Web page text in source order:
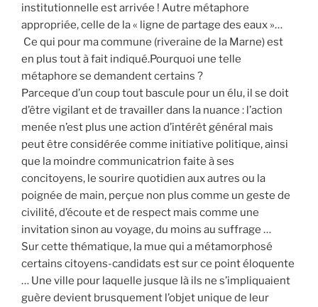
institutionnelle est arrivée ! Autre métaphore
appropriée, celle de la « ligne de partage des eaux »…
Ce qui pour ma commune (riveraine de la Marne) est
en plus tout à fait indiqué.Pourquoi une telle
métaphore se demandent certains ?
Parceque d’un coup tout bascule pour un élu, il se doit
d’être vigilant et de travailler dans la nuance : l’action
menée n’est plus une action d’intérêt général mais
peut être considérée comme initiative politique, ainsi
que la moindre communicatrion faite à ses
concitoyens, le sourire quotidien aux autres ou la
poignée de main, perçue non plus comme un geste de
civilité, d’écoute et de respect mais comme une
invitation sinon au voyage, du moins au suffrage …
Sur cette thématique, la mue qui a métamorphosé
certains citoyens-candidats est sur ce point éloquente
… Une ville pour laquelle jusque là ils ne s’impliquaient
guère devient brusquement l’objet unique de leur